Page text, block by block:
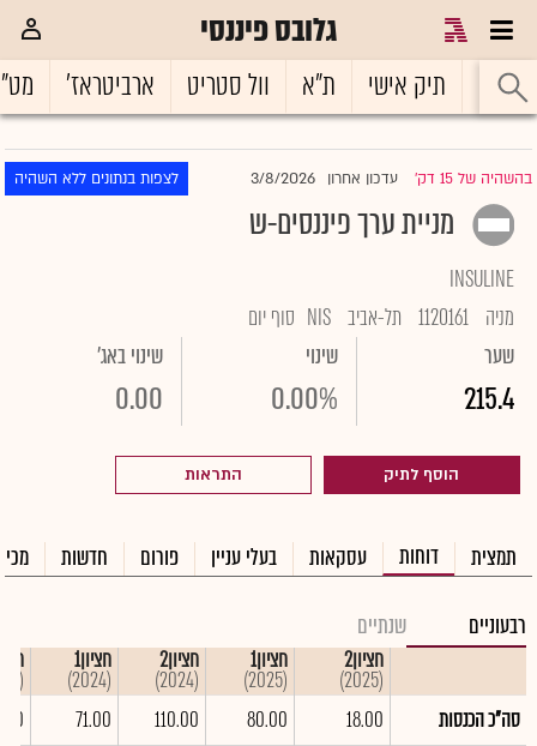
גלובס פיננסי
ראשי תיק אישי ת"א וול סטריט ארביטראז'
בהשהיה של 15 דק' |עדכון אחרון 3/8/2026 לצפות בנתונים ללא השהיה
מניית ערך פיננסים-ש
INSULINE
מניה 1120161 תל-אביב NIS סוף יום
שער
215.4
שינוי
0.00%
שינוי באג'
0.00
הוסף לתיק התראות
תמצית דוחות עסקאות בעלי עניין פורום חדשות
רבעוניים שנתיים
חציון2
(2025)
חציון1
(2025)
חציון2
(2024)
חציון1
(2024)
(2023)
סה"כ הכנסות
18.00
80.00
110.00
71.00